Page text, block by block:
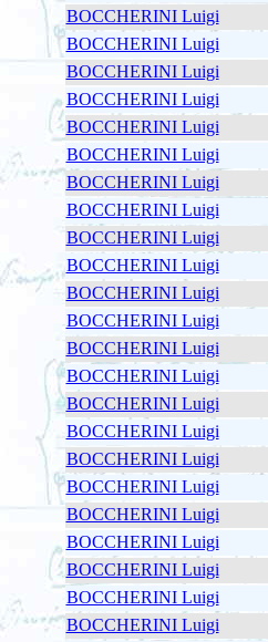
BOCCHERINI Luigi
BOCCHERINI Luigi
BOCCHERINI Luigi
BOCCHERINI Luigi
BOCCHERINI Luigi
BOCCHERINI Luigi
BOCCHERINI Luigi
BOCCHERINI Luigi
BOCCHERINI Luigi
BOCCHERINI Luigi
BOCCHERINI Luigi
BOCCHERINI Luigi
BOCCHERINI Luigi
BOCCHERINI Luigi
BOCCHERINI Luigi
BOCCHERINI Luigi
BOCCHERINI Luigi
BOCCHERINI Luigi
BOCCHERINI Luigi
BOCCHERINI Luigi
BOCCHERINI Luigi
BOCCHERINI Luigi
BOCCHERINI Luigi